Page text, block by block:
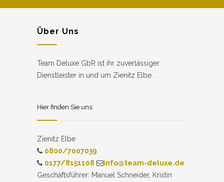
Über Uns
Team Deluxe GbR ist ihr zuverlässiger
Dienstleister in und um Zienitz Elbe .
Hier finden Sie uns:
Zienitz Elbe
0800/7007039
0177/8151108
info@team-deluxe.de
Geschäftsführer: Manuel Schneider, Kristin